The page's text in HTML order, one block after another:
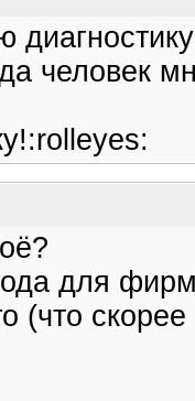
человек
для
(что скорее